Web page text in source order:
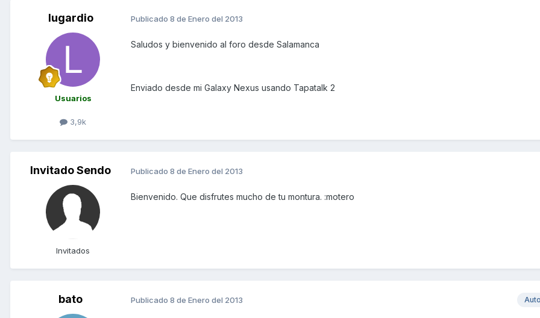
lugardio
Usuarios
3,9k
Publicado 8 de Enero del 2013
Saludos y bienvenido al foro desde Salamanca
Enviado desde mi Galaxy Nexus usando Tapatalk 2
Invitado Sendo
Invitados
Publicado 8 de Enero del 2013
Bienvenido. Que disfrutes mucho de tu montura. :motero
bato Publicado 8 de Enero del 2013